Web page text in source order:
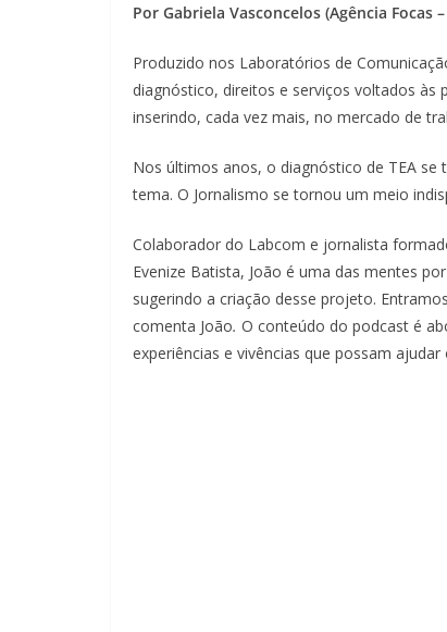
Por Gabriela Vasconcelos (Agência Focas
Produzido nos Laboratórios de
diagnóstico, direitos e serviços voltados às
inserindo, cada vez mais, no mercado de
Nos últimos anos, o diagnóstico de TEA
tema. O Jornalismo se tornou um meio
Colaborador do Labcom e jornalista
Evenize Batista, João é uma das mentes
sugerindo a criação desse projeto.
comenta João. O conteúdo do podcast é
experiências e vivências que possam